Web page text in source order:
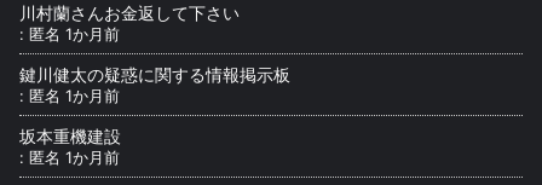
川村蘭さんお金返して下さい
: 匿名 1か月前
鍵川健太の疑惑に関する情報掲示板
: 匿名 1か月前
坂本重機建設
: 匿名 1か月前